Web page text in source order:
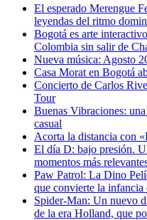
El esperado Merengue
leyendas del ritmo
Bogotá es arte
Colombia sin salir de
Nueva música: Agosto
Casa Morat en Bogotá
Concierto de Carlos
Tour
Buenas Vibraciones:
casual
Acorta la distancia con
El día D: bajo presión.
momentos más
Paw Patrol: La Dino
que convierte la infancia
Spider-Man: Un nuevo
de la era Holland, que